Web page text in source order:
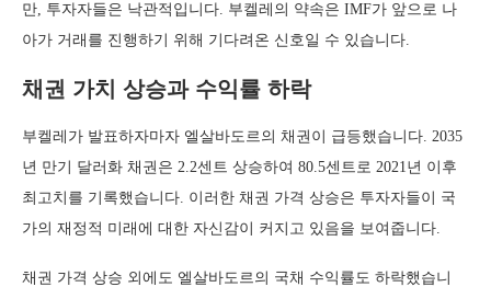
만, 투자자들은 낙관적입니다. 부켈레의 약속은 IMF가 앞으로 나
아가 거래를 진행하기 위해 기다려온 신호일 수 있습니다.
채권 가치 상승과 수익률 하락
부켈레가 발표하자마자 엘살바도르의 채권이 급등했습니다. 2035
년 만기 달러화 채권은 2.2센트 상승하여 80.5센트로 2021년 이후
최고치를 기록했습니다. 이러한 채권 가격 상승은 투자자들이 국
가의 재정적 미래에 대한 자신감이 커지고 있음을 보여줍니다.
채권 가격 상승 외에도 엘살바도르의 국채 수익률도 하락했습니